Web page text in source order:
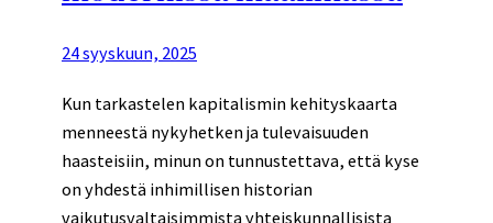
24 syyskuun, 2025
Kun tarkastelen kapitalismin kehityskaarta
menneestä nykyhetken ja tulevaisuuden
haasteisiin, minun on tunnustettava, että kyse
on yhdestä inhimillisen historian
vaikutusvaltaisimmista yhteiskunnallisista